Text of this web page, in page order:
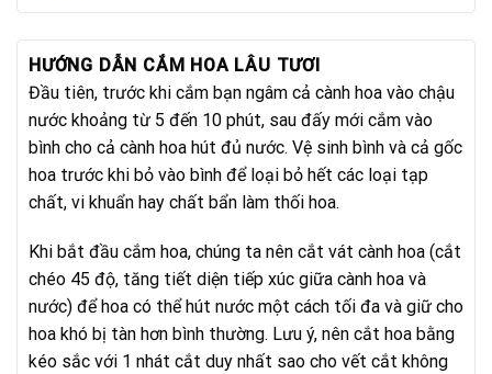
là:
tại
950.000₫.
HƯỚNG DẪN CẮM HOA LÂU TƯƠI
Đầu tiên, trước khi cắm bạn ngâm cả cành hoa vào chậu
nước khoảng từ 5 đến 10 phút, sau đấy mới cắm vào
bình cho cả cành hoa hút đủ nước. Vệ sinh bình và cả gốc
hoa trước khi bỏ vào bình để loại bỏ hết các loại tạp
chất, vi khuẩn hay chất bẩn làm thối hoa.
Khi bắt đầu cắm hoa, chúng ta nên cắt vát cành hoa (cắt
chéo 45 độ, tăng tiết diện tiếp xúc giữa cành hoa và
nước) để hoa có thể hút nước một cách tối đa và giữ cho
hoa khó bị tàn hơn bình thường. Lưu ý, nên cắt hoa bằng
kéo sắc với 1 nhát cắt duy nhất sao cho vết cắt không